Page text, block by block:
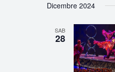
la
Dicembre 2024
SAB
28